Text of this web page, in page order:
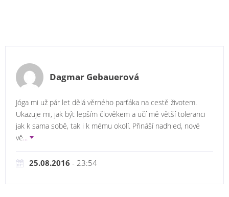
Dagmar Gebauerová
Jóga mi už pár let dělá věrného parťáka na cestě životem.
Ukazuje mi, jak být lepším člověkem a učí mě větší toleranci
jak k sama sobě, tak i k mému okolí. Přináší nadhled, nové
vě...
25.08.2016 - 23:54